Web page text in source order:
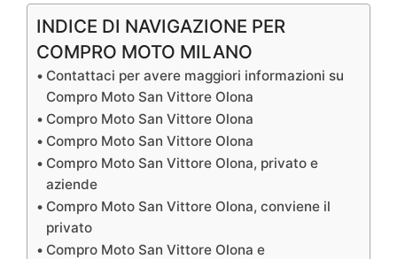
INDICE DI NAVIGAZIONE PER
COMPRO MOTO MILANO
Contattaci per avere maggiori informazioni su
Compro Moto San Vittore Olona
Compro Moto San Vittore Olona
Compro Moto San Vittore Olona
Compro Moto San Vittore Olona, privato e
aziende
Compro Moto San Vittore Olona, conviene il
privato
Compro Moto San Vittore Olona e